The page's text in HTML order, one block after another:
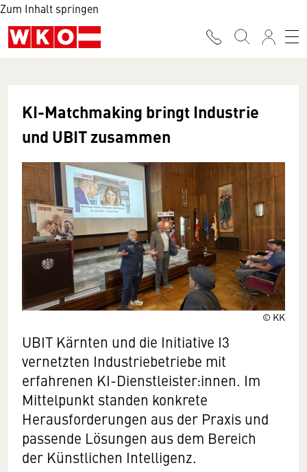
Zum Inhalt springen
© KK
KI-Matchmaking bringt Industrie
und UBIT zusammen
UBIT Kärnten und die Initiative I3
vernetzten Industriebetriebe mit
erfahrenen KI-Dienstleister:innen. Im
Mittelpunkt standen konkrete
Herausforderungen aus der Praxis und
passende Lösungen aus dem Bereich
der Künstlichen Intelligenz.